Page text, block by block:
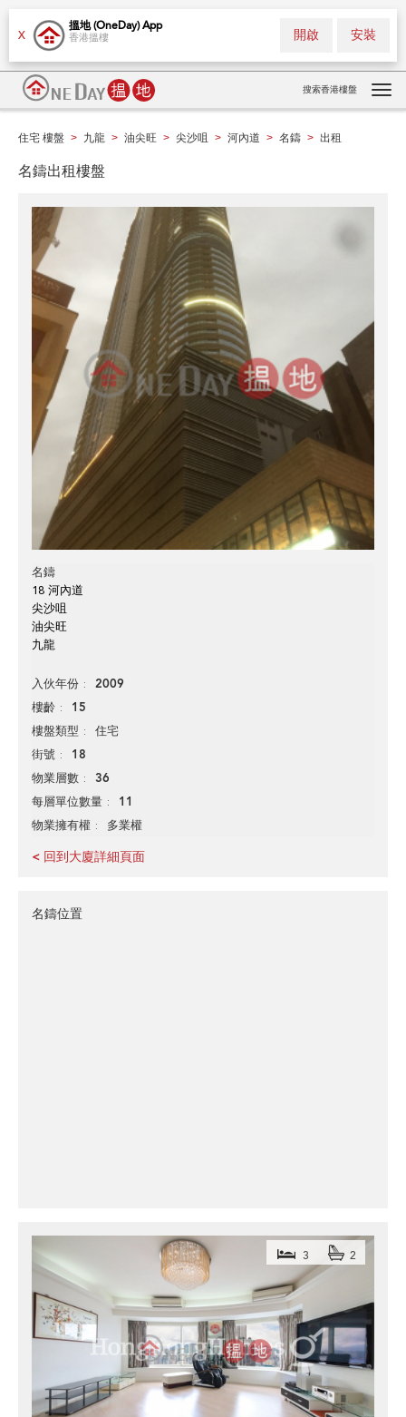
X
搵地 (OneDay) App
香港搵樓 安裝
開啟
搜索香港樓盤
住宅 樓盤 > 九龍 > 油尖旺 > 尖沙咀 > 河內道 > 名鑄 > 出租
名鑄出租樓盤
名鑄
18 河內道
尖沙咀
油尖旺
九龍
入伙年份 2009
樓齡 15
樓盤類型 住宅
街號 18
物業層數 36
每層單位數量 11
物業擁有權 多業權
< 回到大廈詳細頁面
名鑄位置
3 2